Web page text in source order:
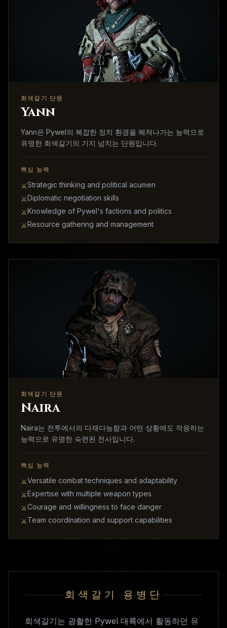
회색갈기 단원
Yann
Yann은 Pywel의 복잡한 정치 환경을 헤쳐나가는 능력으로
유명한 회색갈기의 기지 넘치는 단원입니다.
핵심 능력
⚔Strategic thinking and political acumen
⚔Diplomatic negotiation skills
⚔Knowledge of Pywel's factions and politics
⚔Resource gathering and management
회색갈기 단원
Naira
Naira는 전투에서의 다재다능함과 어떤 상황에도 적응하는
능력으로 유명한 숙련된 전사입니다.
핵심 능력
⚔Versatile combat techniques and adaptability
⚔Expertise with multiple weapon types
⚔Courage and willingness to face danger
⚔Team coordination and support capabilities
회색갈기 용병단
회색갈기는 광활한 Pywel 대륙에서 활동하던 유